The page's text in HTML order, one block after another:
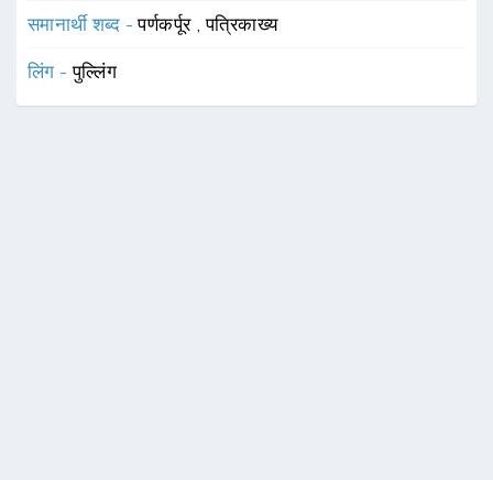
समानार्थी शब्द -पर्णकर्पूर ,पत्रिकाख्य
लिंग -पुल्लिंग